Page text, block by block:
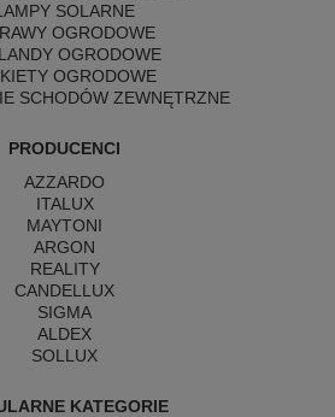
SOLARNE
OGRODOWE
OGRODOWE
OGRODOWE
SCHODÓW ZEWNĘTRZNE
PRODUCENCI
AZZARDO
ITALUX
MAYTONI
ARGON
REALITY
CANDELLUX
SIGMA
ALDEX
SOLLUX
KATEGORIE